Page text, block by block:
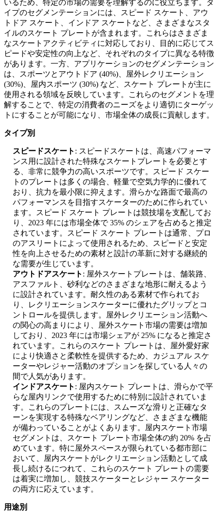
いるため、特定の市場の需要を理解するのに役立ちます。タ
イプのセグメンテーションには、スピード スケート、アウ
トドア スケート、インドア スケートなど、さまざまなスタ
イルのスケート プレートが含まれます。これらはさまざま
なスケートアクティビティに対応しており、目的に応じてス
ピードや安定性の向上など、それぞれのタイプに異なる特徴
があります。一方、アプリケーションのセグメンテーション
は、スポーツとアウトドア (40%)、屋外レクリエーション
(30%)、屋内スポーツ (30%) など、スケート プレートが主に
使用される領域を反映しています。これらのセグメントを理
解することで、特定の消費者のニーズをより適切にターゲッ
トにすることが可能になり、市場全体の成長に貢献します。
タイプ別
スピードスケート : スピードスケートは、高速パフォーマ
ンス用に設計された特殊なスケートプレートを必要とす
る、非常に競争力の高いスポーツです。スピード スケー
トのプレートは多くの場合、軽量で空気力学的に優れて
おり、抗力を最小限に抑えます。滑らかな路面で最高の
パフォーマンスを目指すスケーターのために作られてい
ます。スピード スケート プレートは競技場を支配してお
り、2023 年には市場全体で 35% のシェアを占めると推定
されています。スピード スケート プレートは通常、プロ
のアスリートによって使用されるため、スピードと安定
性を向上させるための素材と設計の革新に対する継続的
な需要が生じています。
アウトドアスケート : 屋外スケートプレートは、舗装路、
アスファルト、砂利などのさまざまな地形に耐えるよう
に設計されています。耐久性のある素材で作られてお
り、レクリエーションスケーターに優れたグリップとコ
ントロールを提供します。屋外レクリエーション活動へ
の関心の高まりにより、屋外スケート市場の需要は増加
しており、2023 年には市場シェアが 25% になると推定さ
れています。これらのスケート プレートは、屋外愛好家
により快適さと柔軟性を提供するため、カジュアル スケ
ーターやレジャー活動のオプションを探している人々の
間で人気があります。
インドアスケート : 屋内スケート プレートは、滑らかで平
らな屋内リンクで使用するために特別に設計されていま
す。これらのプレートには、スムーズな滑りと正確なタ
ーンを実現する特殊なベアリングなど、さまざまな機能
が備わっていることがよくあります。屋内スケート市場
セグメントは、スケート プレート市場全体の約 20% を占
めています。特に屋外スペースが限られている都市部に
おいて、屋内スケートがレクリエーション活動として成
長し続けるにつれて、これらのスケート プレートの需要
は着実に増加し、競技スケーターとレジャー スケーター
の両方に応えています。
用途別